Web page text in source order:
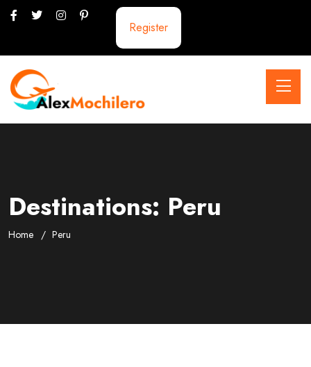
Register
Destinations: Peru
Home Peru